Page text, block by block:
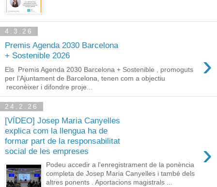
4.3.26
Premis Agenda 2030 Barcelona
+ Sostenible 2026
›
Els Premis Agenda 2030 Barcelona + Sostenible , promoguts
per l’Ajuntament de Barcelona, tenen com a objectiu
reconèixer i difondre proje...
24.2.26
[VÍDEO] Josep Maria Canyelles
explica com la llengua ha de
formar part de la responsabilitat
social de les empreses
›
Podeu accedir a l'enregistrament de la ponència
completa de Josep Maria Canyelles i també dels
altres ponents . Aportacions magistrals ...